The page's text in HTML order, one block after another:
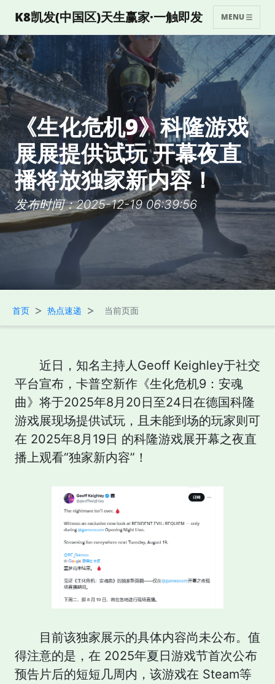
K8凯发(中国区)天生赢家·一触即发 MENU
《生化危机9》科隆游戏
展展提供试玩 开幕夜直
播将放独家新内容！
发布时间：2025-12-19 06:39:56
首页 > 热点速递 > 当前页面
近日，知名主持人Geoff Keighley于社交
平台宣布，卡普空新作《生化危机9：安魂
曲》将于2025年8月20日至24日在德国科隆
游戏展现场提供试玩，且未能到场的玩家则可
在 2025年8月19日 的科隆游戏展开幕之夜直
播上观看“独家新内容”！
目前该独家展示的具体内容尚未公布。值
得注意的是，在 2025年夏日游戏节首次公布
预告片后的短短几周内，该游戏在 Steam等